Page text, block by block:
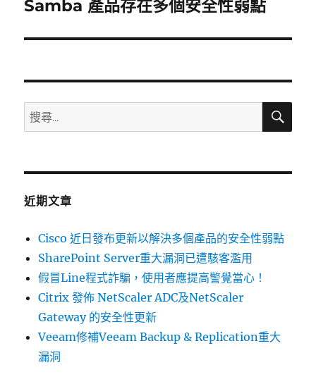
下
篇
章:
Samba 產品存在多個安全性弱點
搜
尋
鍵
搜
近期文章
Cisco 近日發布更新以解決多個產品的安全性弱點
SharePoint Server重大漏洞已遭駭客濫用
假冒Line程式詐騙，使用者應提高警覺當心！
Citrix 發佈 NetScaler ADC及NetScaler
Gateway 的安全性更新
Veeam修補Veeam Backup & Replication重大
漏洞